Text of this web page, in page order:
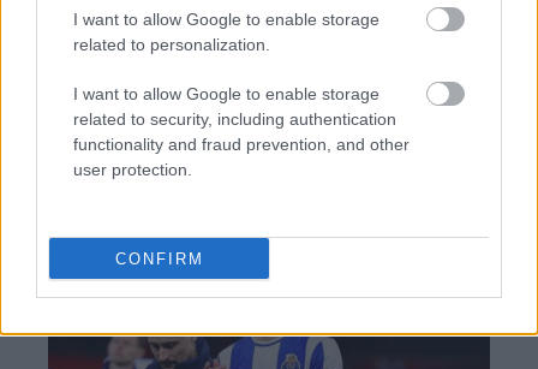
I want to allow Google to enable storage
related to personalization.
I want to allow Google to enable storage
related to security, including authentication
functionality and fraud prevention, and other
user protection.
CONFIRM
BEST OF